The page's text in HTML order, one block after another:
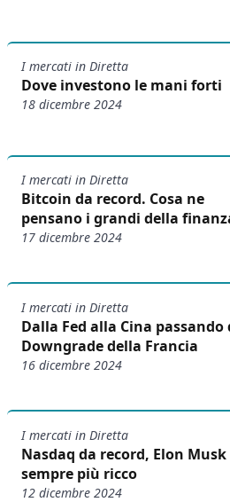
I mercati in Diretta
Dove investono le mani forti
18 dicembre 2024
I mercati in Diretta
Bitcoin da record. Cosa ne
pensano i grandi della
17 dicembre 2024
I mercati in Diretta
Dalla Fed alla Cina passando
Downgrade della Francia
16 dicembre 2024
I mercati in Diretta
Nasdaq da record, Elon Musk
sempre più ricco
12 dicembre 2024